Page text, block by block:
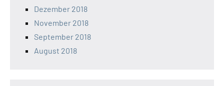
Dezember 2018
November 2018
September 2018
August 2018